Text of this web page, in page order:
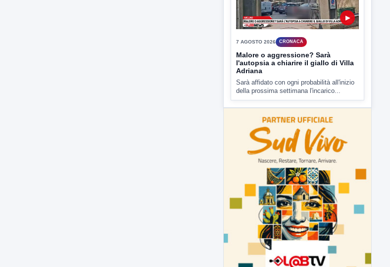
Sarà affidato con ogni probabilità all'inizio
della prossima settimana l'incarico...